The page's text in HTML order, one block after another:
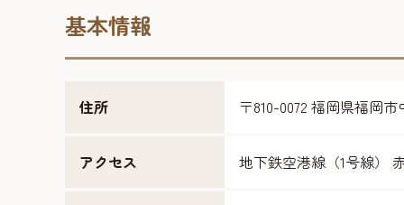
基本情報
住所 〒810-0072 福岡県福岡
アクセス 地下鉄空港線（1号線）